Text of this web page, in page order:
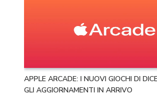
APPLE ARCADE: I NUOVI GIOCHI DI
GLI AGGIORNAMENTI IN ARRIVO